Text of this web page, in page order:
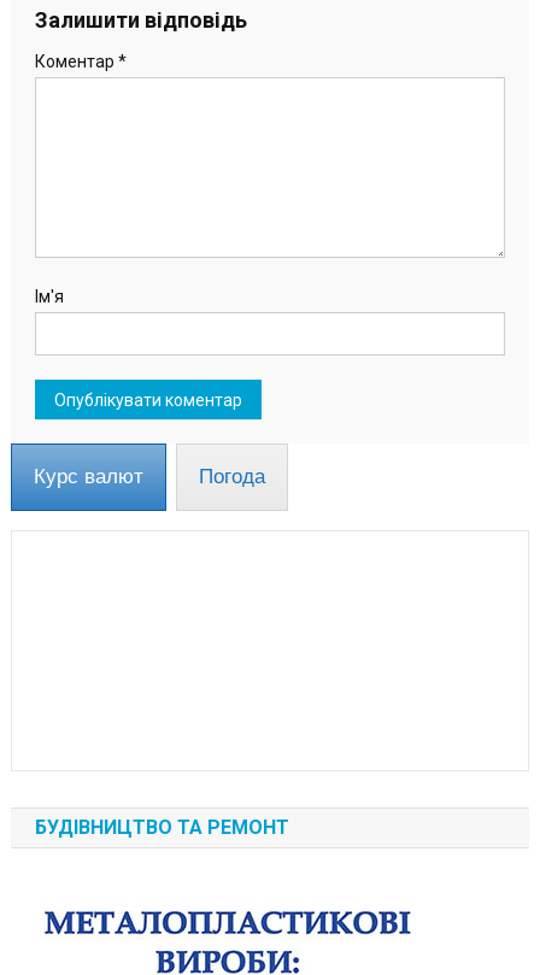
Залишити відповідь
Коментар *
Ім'я
Курс валют Погода
БУДІВНИЦТВО ТА РЕМОНТ